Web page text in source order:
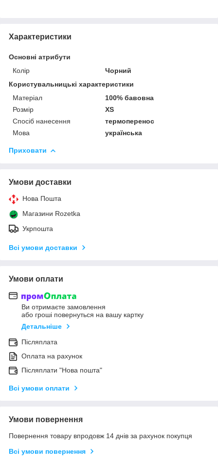
Характеристики
Основні атрибути
Колір
Чорний
Користувальницькі характеристики
Матеріал
100% бавовна
Розмір
XS
Спосіб нанесення
термоперенос
Мова
українська
Приховати
Умови доставки
Нова Пошта
Магазини Rozetka
Укрпошта
Всі умови доставки
Умови оплати
Ви отримаєте замовлення
або гроші повернуться на вашу картку
Детальніше
Післяплата
Оплата на рахунок
Післяплати "Нова пошта"
Всі умови оплати
Умови повернення
Повернення товару впродовж 14 днів за рахунок покупця
Всі умови повернення